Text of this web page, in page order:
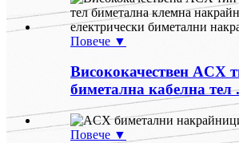
Повече ▼
Висококачествен ACX
биметална кабелна тел
Повече ▼